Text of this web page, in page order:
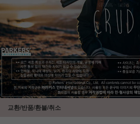
교환/반품/환불/취소